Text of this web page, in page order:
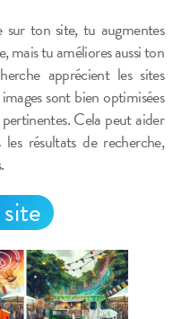
ton site, tu augmentes
mais tu améliores aussi ton
apprécient les sites
sont bien optimisées
Cela peut aider
résultats de recherche,